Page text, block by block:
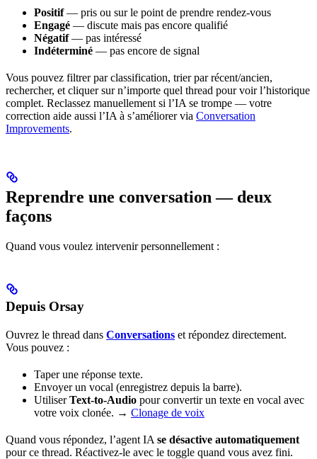
Positif— pris ou sur le point de prendre rendez-vous
Engagé — discute mais pas encore qualifié
Négatif— pas intéressé
Indéterminé — pas encore de signal
Vous pouvez filtrer par classification, trier par récent/ancien,
rechercher, et cliquer sur n’importe quel thread pour voir l’historique
complet. Reclassez manuellement si l’IA se trompe — votre
correction aide aussi l’IA à s’améliorer via Conversation
Improvements.
Reprendre une conversation — deux
façons
Quand vous voulez intervenir personnellement :
Depuis Orsay
Ouvrez le thread dans Conversations et répondez directement.
Vous pouvez :
Taper une réponse texte.
Envoyer un vocal (enregistrez depuis la barre).
UtiliserText-to-Audio pour convertir un texte en vocal avec
votre voix clonée. → Clonage de voix
Quand vous répondez, l’agent IA se désactive automatiquement
pour ce thread. Réactivez-le avec le toggle quand vous avez fini.